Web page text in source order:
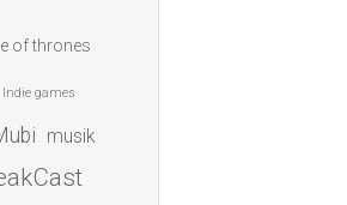
of thrones
Indie games
musik